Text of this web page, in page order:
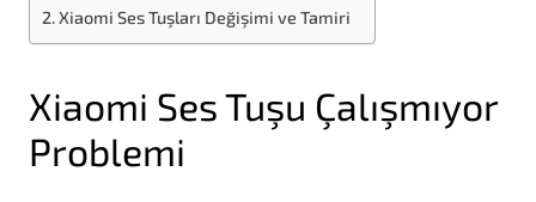
Xiaomi Ses Tuşları Değişimi ve Tamiri
Xiaomi Ses Tuşu Çalışmıyor
Problemi